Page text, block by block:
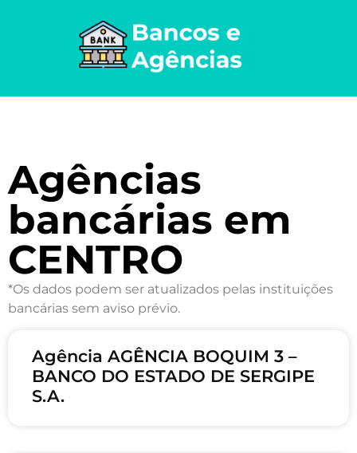
Agências
bancárias em
CENTRO
*Os dados podem ser atualizados pelas instituições
bancárias sem aviso prévio.
Agência AGÊNCIA BOQUIM 3 –
BANCO DO ESTADO DE SERGIPE
S.A.